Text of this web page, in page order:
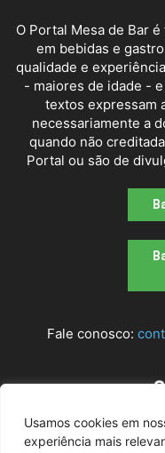
Usamos cookies em
experiência mais
O Portal Mesa de Bar
em bebidas e
qualidade e
- maiores de idade -
textos expressam
necessariamente a
quando não
Portal ou são de
Fale conosco: